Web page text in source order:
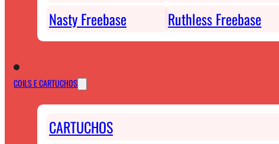
Nasty Freebase Ruthless Freebase
COILS E CARTUCHOS
CARTUCHOS